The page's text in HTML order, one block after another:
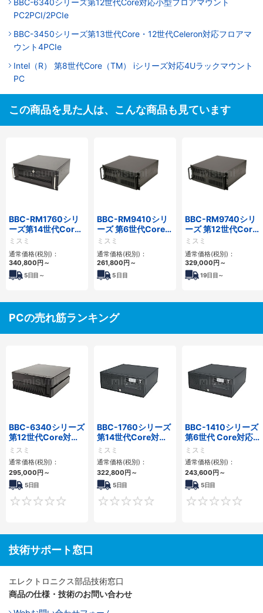
PC2PCI/2PCIe
BBC-3450シリーズ第13世代Core・12世代Celeron対応フロアマ
ウント4PCIe
Intel（R） 第8世代Core（TM） iシリーズ対応4Uラックマウント
PC
この商品を見た人は、こんな商品も見ています
BBC-RM1760シリ
ーズ第14世代Core
対応ラックマウント
3PCIe
ミスミ
通常価格(税別)：
340,800円～
5日目～
BBC-RM9410シリ
ーズ 第6世代Core対
応ラックマウント
FAPC 3PCI・3PCIe
ミスミ
通常価格(税別)：
261,800円～
5日目
BBC-RM9740シリ
ーズ 第12世代Core
対応ラックマウント
FAPC4PCI・3PCIe
ミスミ
通常価格(税別)：
329,000円～
19日目～
PCの売れ筋ランキング
BBC-6340シリーズ
第12世代Core対応
小型フロアマウント
PC2PCI/2PCIe
ミスミ
通常価格(税別)：
295,000円～
5日目
0
BBC-1760シリーズ
第14世代Core対応
小型フロアマウント
3PCIe
ミスミ
通常価格(税別)：
322,800円～
5日目
0
BBC-1410シリーズ
第6世代 Core対応フ
ロアマウントFAPC
3PCI・3PCIe
ミスミ
通常価格(税別)：
243,600円～
5日目
技術サポート窓口
エレクトロニクス部品技術窓口
商品の仕様・技術のお問い合わせ